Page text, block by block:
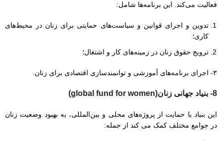
فعالیت می‌کند. این برنامه‌ها شامل:
تدوین و اجرای قوانین و سیاست‌های حمایتی برای زنان در محیط‌های
کاری؛
ترویج حقوق زنان در زمینه‌های کار و اشتغال؛
۳- اجرای برنامه‌های آموزشی و توانمندسازی اقتصادی برای زنان.
8- بنیاد جهانی زنان(global fund for women)
این بنیاد با حمایت از پروژه‌های محلی و بین‌المللی، به بهبود وضعیت زنان
در جوامع مختلف کمک می کند از جمله: